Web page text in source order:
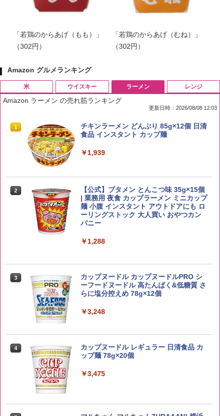
「若鶏のからあげ（もも）」
（302円）
「若鶏のからあげ（むね）」
（302円）
Amazon グルメランキング
米
1 by Amazon 国産ブレンド米 精米 5kg
2
新潟ケンベイ【精米】新潟県産にじのき
らめき 5kg 令和7年産
￥3,056
3
by Amazon あきたこまちブレンド 無洗
米 5kg
￥3,396
4
野沢農産 無洗米 青い流るる コシヒカリ
5kg 長野県産 令和7年産
￥3,980
5
【在庫処分価格】ももたろう印 無洗米 5
kg 業務用 お米マイスターブレンド
ウイスキー
1
ブラックニッカ ニッカ Nikka ウィスキ
ー4000ml ブラックニッカクリア ウヰス
お得 4リットル
角瓶 2700ml サントリー ウイスキー ハ
イボール 大容量
3
トリスウイスキー 4000ml サントリー 大
容量 4リットル
4
角ハイボール 350ml×24本 サントリー ウ
イスキー ハイボール 缶
￥4,930
5 サントリー シングルモルト ウイスキー
ラーメン
Amazon ラーメン の売れ筋ランキング
更新日時：2026/08/08 12:03
1
チキンラーメン どんぶり 85g×12個 日清
食品 インスタント カップ麺
￥1,939
2
【公式】ブタメン とんこつ味 35g×15個
| 業務用 夜食 カップラーメン ミニカップ
麺 小腹 インスタント アウトドアにも ロ
ーリングストック 大人買い おやつカン
パニー
￥1,288
3
カップヌードル カップヌードルPRO シ
ーフードヌードル 高たんぱく&低糖質 さ
らに塩分控えめ 78g×12個
￥3,248
4
カップヌードル レギュラー 日清食品 カ
ップ麺 78g×20個
￥3,475
レンジ